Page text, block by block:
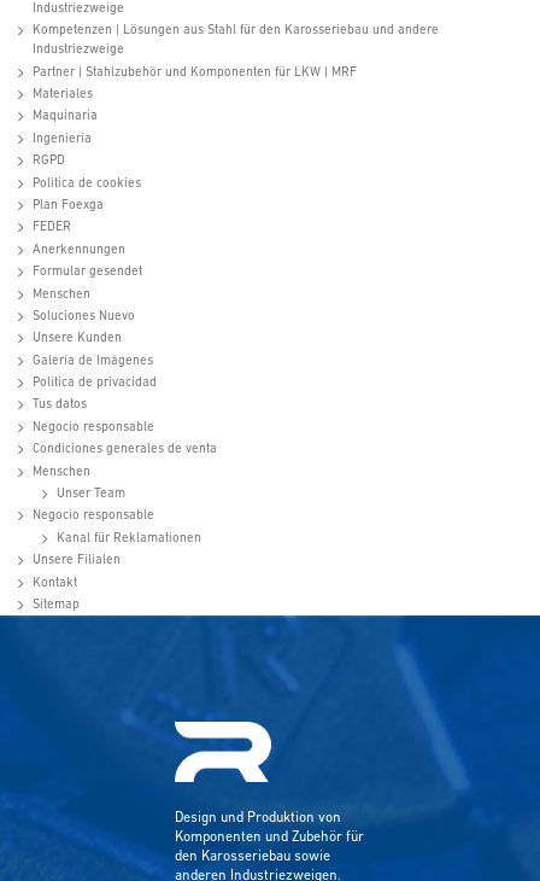
Industriezweige
Kompetenzen | Lösungen aus Stahl für den Karosseriebau und andere
Industriezweige
Partner | Stahlzubehör und Komponenten für LKW | MRF
Materiales
Maquinaria
Ingenieria
RGPD
Politica de cookies
Plan Foexga
FEDER
Anerkennungen
Formular gesendet
Menschen
Soluciones Nuevo
Unsere Kunden
Galería de Imágenes
Política de privacidad
Tus datos
Negocio responsable
Condiciones generales de venta
Menschen
Unser Team
Negocio responsable
Kanal für Reklamationen
Unsere Filialen
Kontakt
Sitemap
Design und Produktion von
Komponenten und Zubehör für
den Karosseriebau sowie
anderen Industriezweigen.